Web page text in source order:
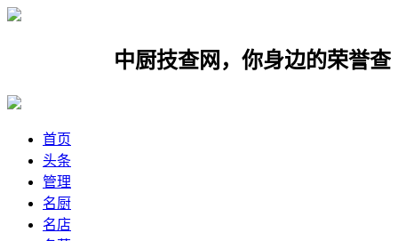
中厨技查网，你身边的荣誉查询
首页
头条
管理
名厨
名店